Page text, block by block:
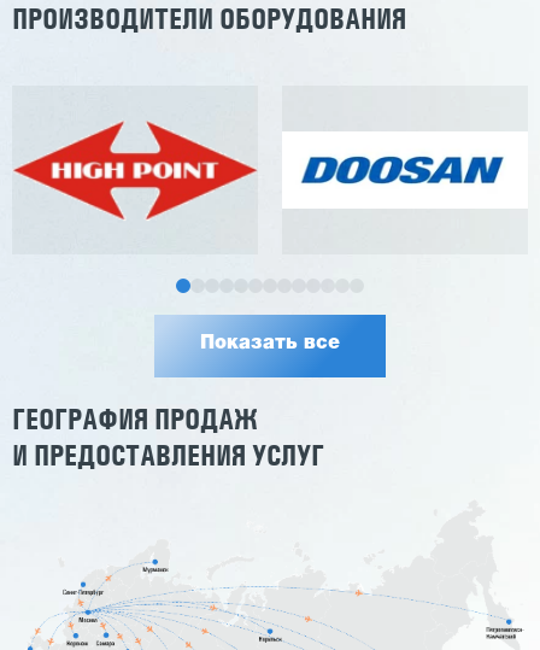
ПРОИЗВОДИТЕЛИ ОБОРУДОВАНИЯ
Показать все
ГЕОГРАФИЯ ПРОДАЖ
И ПРЕДОСТАВЛЕНИЯ УСЛУГ